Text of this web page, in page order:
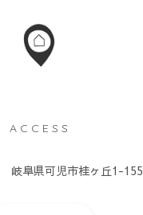
ACCESS
岐阜県可児市桂ヶ丘1-155